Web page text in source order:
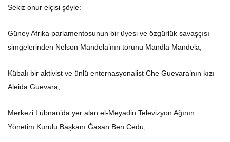
Sekiz onur elçisi şöyle:
Güney Afrika parlamentosunun bir üyesi ve özgürlük savaşçısı
simgelerinden Nelson Mandela’nın torunu Mandla Mandela,
Kübalı bir aktivist ve ünlü enternasyonalist Che Guevara’nın kızı
Aleida Guevara,
Merkezi Lübnan’da yer alan el-Meyadin Televizyon Ağının
Yönetim Kurulu Başkanı Ğasan Ben Cedu,